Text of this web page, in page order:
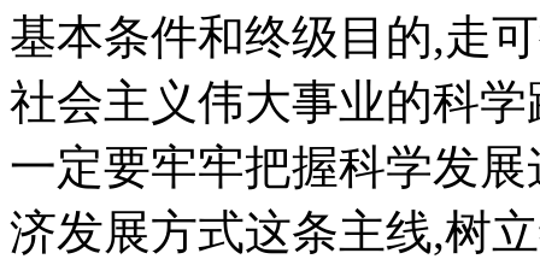
基本条件和终级目的,走
社会主义伟大事业的科
一定要牢牢把握科学发
济发展方式这条主线,树